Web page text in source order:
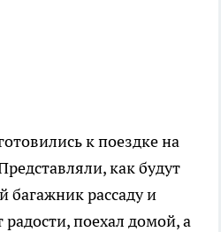
к поездке на
как будут
багажник рассаду и
радости, поехал домой, а